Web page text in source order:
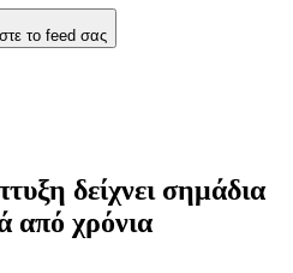
το feed σας
δείχνει σημάδια
από χρόνια